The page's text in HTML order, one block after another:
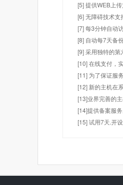
[5] 提供WEB上
[6] 无障碍技术支
[7] 每3分钟自动
[8] 自动每7天备
[9] 采用独特的
[10] 在线支付，
[11] 为了保证服
[12] 新的主机在
[13]业界完善的
[14]提供备案服
[15] 试用7天.开